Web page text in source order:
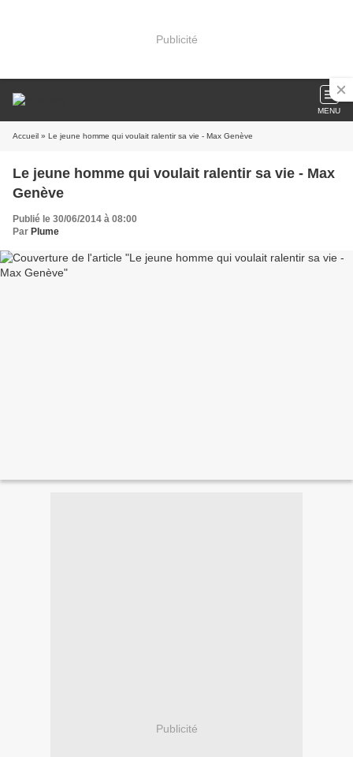
Publicité
MENU
Accueil » Le jeune homme qui voulait ralentir sa vie - Max Genève
Le jeune homme qui voulait ralentir sa vie - Max
Genève
Publié le 30/06/2014 à 08:00
Par Plume
Publicité